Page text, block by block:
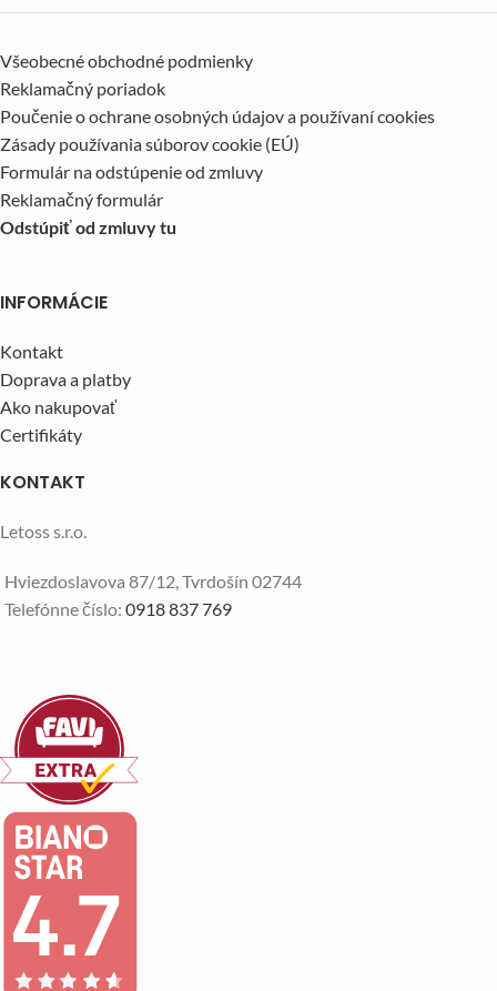
Všeobecné obchodné podmienky
Reklamačný poriadok
Poučenie o ochrane osobných údajov a používaní cookies
Zásady používania súborov cookie (EÚ)
Formulár na odstúpenie od zmluvy
Reklamačný formulár
Odstúpiť od zmluvy tu
INFORMÁCIE
Kontakt
Doprava a platby
Ako nakupovať
Certifikáty
KONTAKT
Letoss s.r.o.
Hviezdoslavova 87/12, Tvrdošín 02744
Telefónne číslo: 0918 837 769